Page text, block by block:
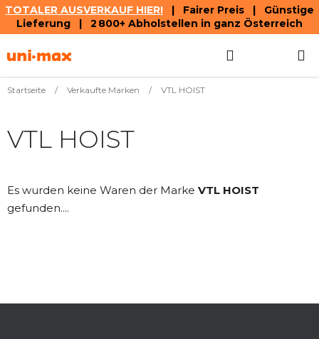
TOTALER AUSVERKAUF HIER! | Fairer Preis | Günstige
Lieferung | 2 800+ Abholstellen in ganz Österreich
Inhalt
Startseite / Verkaufte Marken / VTL HOIST
VTL HOIST
Es wurden keine Waren der Marke VTL HOIST
gefunden....